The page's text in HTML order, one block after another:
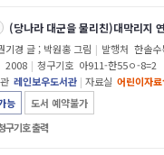
(당나라 대군을 물리친)대막리지
기경 글 ; 박원홍 그림 | 발행처 한솔수
2008 | 청구기호 아911-한55ㅇ-8=2
레인보우도서관 | 자료실 어린이자료
능
도서 예약불가
구기호 출력